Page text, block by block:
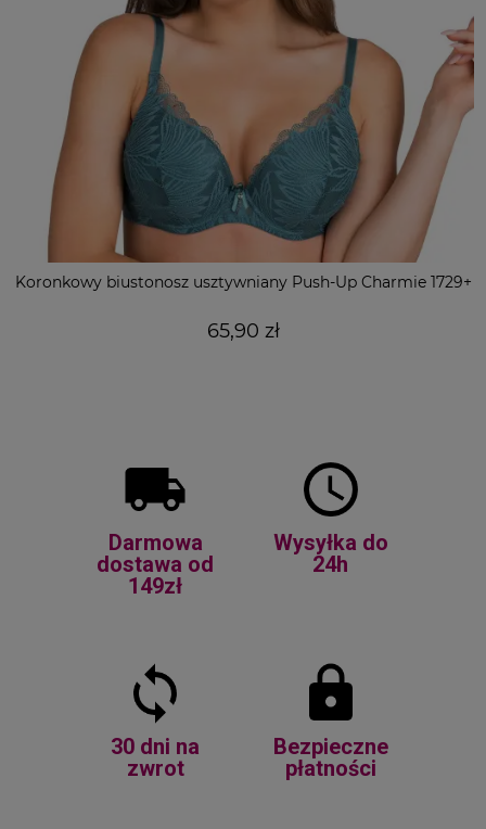
Koronkowy biustonosz usztywniany Push-Up Charmie 1729+
65,90 zł
Darmowa
dostawa od
149zł
Wysyłka do
24h
30 dni na
zwrot
Bezpieczne
płatności